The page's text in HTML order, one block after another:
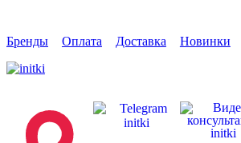
Бренды Оплата Доставка Новинки